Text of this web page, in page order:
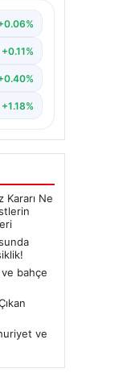
Kararı Ne
bahçe
ve